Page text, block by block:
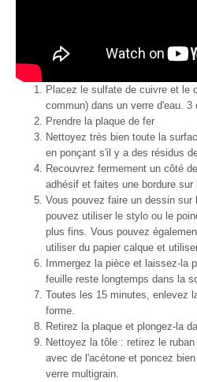
Placez le sulfate de cuivre et le
commun) dans un verre d'eau. 3
Prendre la plaque de fer
Nettoyez très bien toute la
en ponçant s'il y a des résidus
Recouvrez fermement un côté
adhésif et faites une bordure sur
Vous pouvez faire un dessin
pouvez utiliser le stylo ou le
plus fins. Vous pouvez
utiliser du papier calque et
Immergez la pièce et laissez-la
feuille reste longtemps dans la
Toutes les 15 minutes, enlevez
forme.
Retirez la plaque et plongez-la
Nettoyez la tôle : retirez le
avec de l'acétone et poncez
verre multigrain.